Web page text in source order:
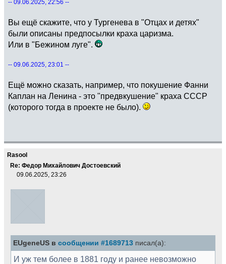
-- 09.06.2025, 22:56 --
Вы ещё скажите, что у Тургенева в "Отцах и детях"
были описаны предпосылки краха царизма.
Или в "Бежином луге".
-- 09.06.2025, 23:01 --
Ещё можно сказать, например, что покушение Фанни
Каплан на Ленина - это "предвкушение" краха СССР
(которого тогда в проекте не было).
Rasool
Re: Федор Михайлович Достоевский
09.06.2025, 23:26
EUgeneUS в сообщении #1689713 писал(а):
И уж тем более в 1881 году и ранее невозможно